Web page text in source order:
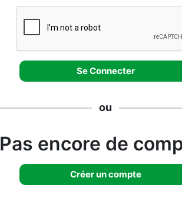
ou
Pas encore de
Créer un compte